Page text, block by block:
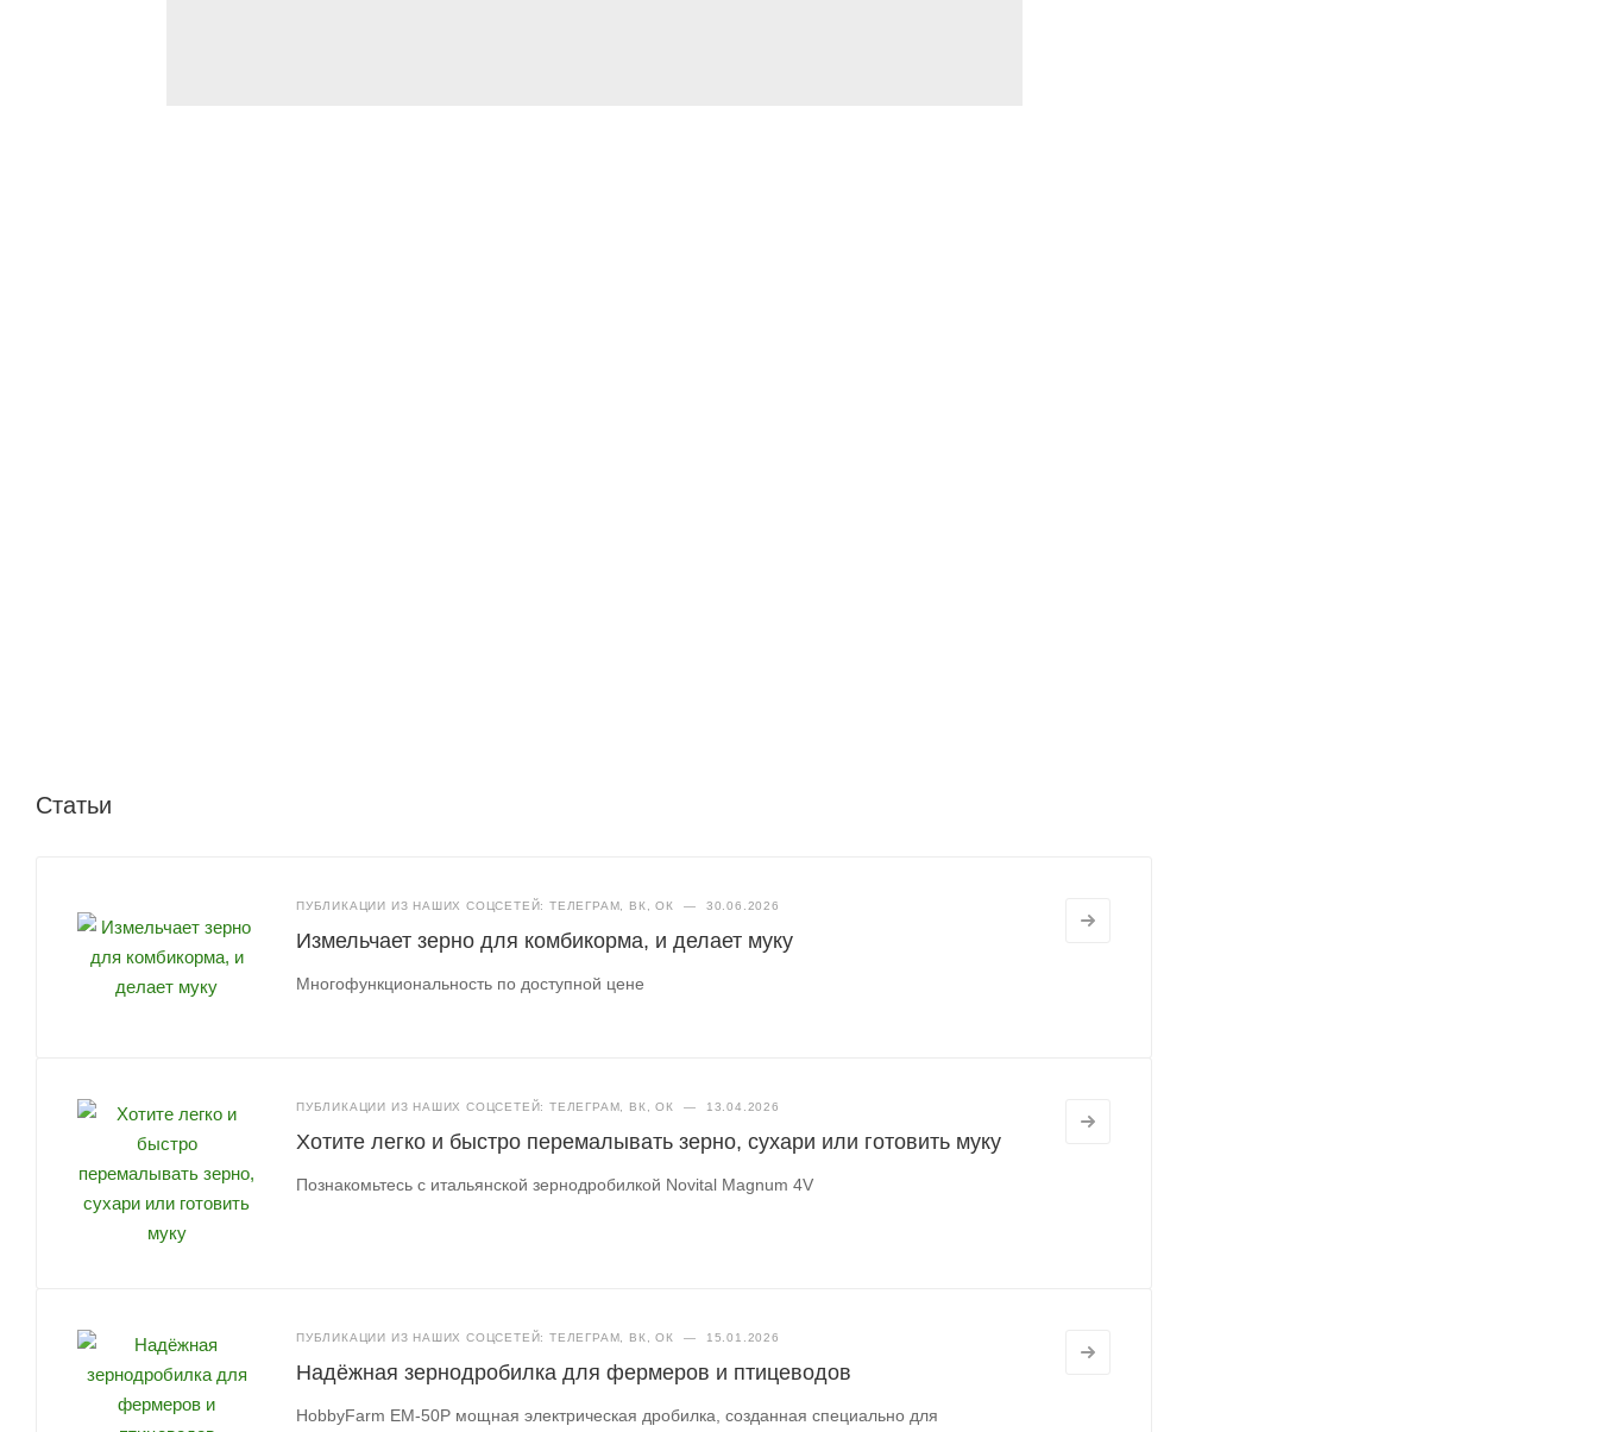
Статьи
ПУБЛИКАЦИИ ИЗ НАШИХ СОЦСЕТЕЙ: ТЕЛЕГРАМ, ВК, ОК — 30.06.2026
Измельчает зерно для комбикорма, и делает муку
Многофункциональность по доступной цене
ПУБЛИКАЦИИ ИЗ НАШИХ СОЦСЕТЕЙ: ТЕЛЕГРАМ, ВК, ОК — 13.04.2026
Хотите легко и быстро перемалывать зерно, сухари или готовить муку
Познакомьтесь с итальянской зернодробилкой Novital Magnum 4V
ПУБЛИКАЦИИ ИЗ НАШИХ СОЦСЕТЕЙ: ТЕЛЕГРАМ, ВК, ОК — 15.01.2026
Надёжная зернодробилка для фермеров и птицеводов
HobbyFarm EM-50P мощная электрическая дробилка, созданная специально для